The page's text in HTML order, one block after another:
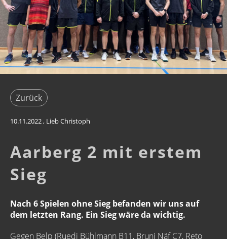
Zurück
10.11.2022, Lieb Christoph
Aarberg 2 mit erstem
Sieg
Nach 6 Spielen ohne Sieg befanden wir uns auf
dem letzten Rang. Ein Sieg wäre da wichtig.
Gegen Belp (Ruedi Bühlmann B11, Bruni Näf C7, Reto